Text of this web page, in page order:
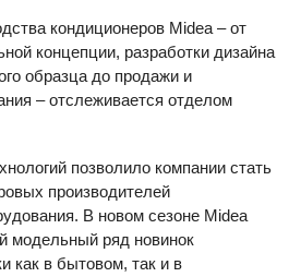
кондиционеров Midea – от
концепции, разработки дизайна
образца до продажи и
– отслеживается отделом
позволило компании стать
производителей
В новом сезоне Midea
модельный ряд новинок
как в бытовом, так и в